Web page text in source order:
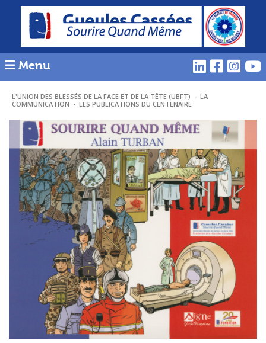
Menu
L'UNION DES BLESSÉS DE LA FACE ET DE LA TÊTE (UBFT) - LA
COMMUNICATION - LES PUBLICATIONS DU CENTENAIRE